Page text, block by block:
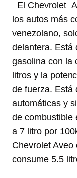
El Chevrolet
los autos más
venezolano,
delantera. Está
gasolina con la
litros y la
de fuerza. Está
automáticas y
de combustible
a 7 litro por
Chevrolet Aveo
consume 5.5